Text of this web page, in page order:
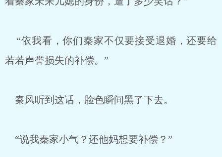
“依我看，你们秦家不仅要接受退婚，还要给
若若声誉损失的补偿。”
秦风听到这话，脸色瞬间黑了下去。
“说我秦家小气？还他妈想要补偿？”